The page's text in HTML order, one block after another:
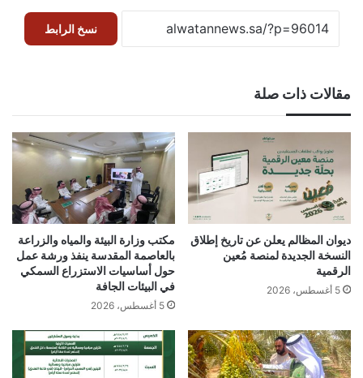
نسخ الرابط
مقالات ذات صلة
ديوان المظالم يعلن عن تاريخ إطلاق
النسخة الجديدة لمنصة مُعين
الرقمية
5 أغسطس، 2026
مكتب وزارة البيئة والمياه والزراعة
بالعاصمة المقدسة ينفذ ورشة عمل
حول أساسيات الاستزراع السمكي
في البيئات الجافة
5 أغسطس، 2026